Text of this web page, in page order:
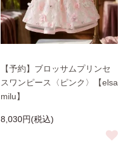
【予約】ブロッサムプリンセ
スワンピース〈ピンク〉【elsa
milu】
8,030円(税込)